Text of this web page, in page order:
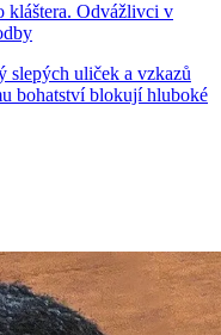
kláštera. Odvážlivci v
slepých uliček a vzkazů
bohatství blokují hluboké